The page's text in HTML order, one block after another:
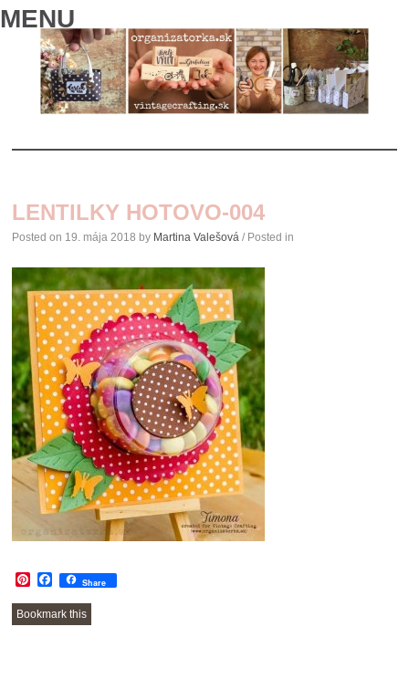
MENU
CONTENT
LENTILKY HOTOVO-004
Posted on 19. mája 2018 by Martina Valešová / Posted in
Pinterest
Facebook
Share
Bookmark this